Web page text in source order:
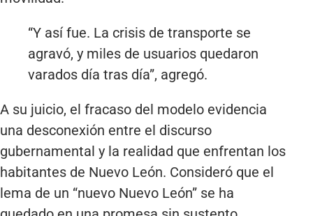
“Y así fue. La crisis de transporte se
agravó, y miles de usuarios quedaron
varados día tras día”, agregó.
A su juicio, el fracaso del modelo evidencia
una desconexión entre el discurso
gubernamental y la realidad que enfrentan los
habitantes de Nuevo León. Consideró que el
lema de un “nuevo Nuevo León” se ha